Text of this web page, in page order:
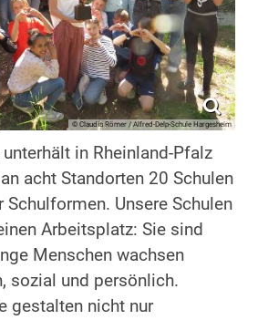
© Claudia Römer / Alfred-Delp-Schule Hargesheim
in Rheinland-Pfalz
acht Standorten 20 Schulen
Schulformen. Unsere Schulen
Arbeitsplatz: Sie sind
Menschen wachsen
sozial und persönlich.
gestalten nicht nur